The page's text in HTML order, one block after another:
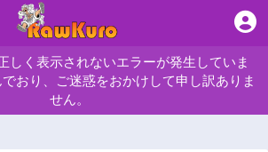
しく表示されないエラーが発生していま
おり、ご迷惑をおかけして申し訳ありま
せん。